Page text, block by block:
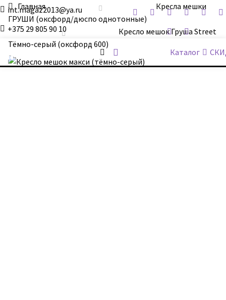
int.magaz2013@ya.ru
+375 29 805 90 10
ДримБэг.бай Каталог
Главная
Кресла мешки
ГРУШИ (оксфорд/дюспо однотонные)
Кресло мешок Груша Street
Тёмно-серый (оксфорд 600)